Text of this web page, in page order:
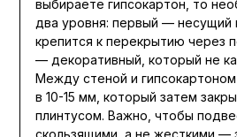
выбираете гипсокартон, то
два уровня: первый — несущий
крепится к перекрытию через
— декоративный, который не
Между стеной и гипсокартоном
в 10-15 мм, который затем
плинтусом. Важно, чтобы